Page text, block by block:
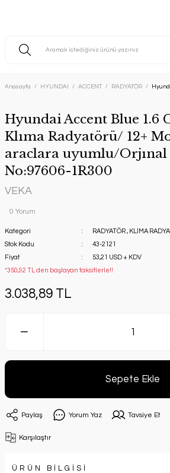
Anasayfa HYUNDAI ACCENT RADYATÖR
Hyundai Accent Blue 1.6
Klıma Radyatörü/ 12+
araclara uyumlu/Orjınal
No:97606-1R300
VEKA
0 Yorum
Kategori RADYATÖR , KLİMA
Stok Kodu
43-2121
Fiyat
53,21 USD + KDV
*350,92 TL den başlayan taksitlerle!!
3.038,89 TL
Sepete Ekle
Paylaş Yorum Yaz Tavsiye Et
Karşılaştır
ÜRÜN BİLGİSİ